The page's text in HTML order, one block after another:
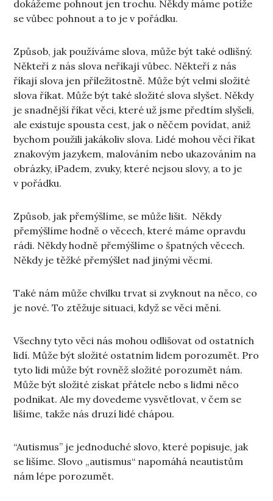
dokážeme pohnout jen trochu. Někdy máme potíže
se vůbec pohnout a to je v pořádku.
Způsob, jak používáme slova, může být také odlišný.
Někteří z nás slova neříkají vůbec. Někteří z nás
říkají slova jen příležitostně. Může být velmi složité
slova říkat. Může být také složité slova slyšet. Někdy
je snadnější říkat věci, které už jsme předtím slyšeli,
ale existuje spousta cest, jak o něčem povídat, aniž
bychom použili jakákoliv slova. Lidé mohou věci říkat
znakovým jazykem, malováním nebo ukazováním na
obrázky, iPadem, zvuky, které nejsou slovy, a to je
v pořádku.
Způsob, jak přemýšlíme, se může lišit. Někdy
přemýšlíme hodně o věcech, které máme opravdu
rádi. Někdy hodně přemýšlíme o špatných věcech.
Někdy je těžké přemýšlet nad jinými věcmi.
Také nám může chvilku trvat si zvyknout na něco, co
je nové. To ztěžuje situaci, když se věci mění.
Všechny tyto věci nás mohou odlišovat od ostatních
lidí. Může být složité ostatním lidem porozumět. Pro
tyto lidi může být rovněž složité porozumět nám.
Může být složité získat přátele nebo s lidmi něco
podnikat. Ale my dovedeme vysvětlovat, v čem se
lišíme, takže nás druzí lidé chápou.
“Autismus” je jednoduché slovo, které popisuje, jak
se lišíme. Slovo „autismus“ napomáhá neautistům
nám lépe porozumět.